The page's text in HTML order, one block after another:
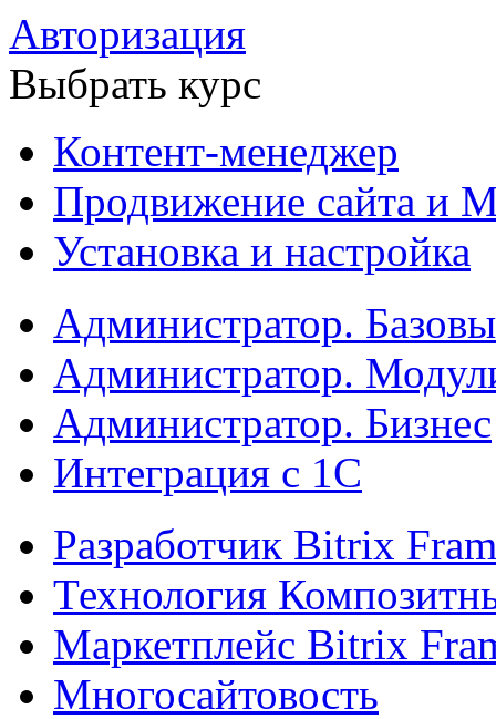
Авторизация
Выбрать курс
Контент-менеджер
Продвижение сайта и
Установка и настройка
Администратор.
Администратор.
Администратор. Бизнес
Интеграция с 1С
Разработчик Bitrix
Технология
Маркетплейс Bitrix
Многосайтовость